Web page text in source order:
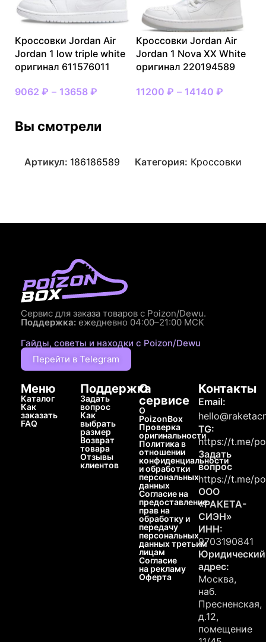
Кроссовки Jordan Air
Jordan 1 low triple white
оригинал 611576011
9062 ₽ – 13658 ₽
Кроссовки Jordan Air
Jordan 1 Nova XX White
оригинал 220194589
11200 ₽ – 14140 ₽
Вы смотрели
Артикул: 186186589 Категория: Кроссовки
Сервис для заказа товаров с Poizon/Dewu.
Поддержка: ежедневно 04:00–21:00 МСК
Гайды, советы и находки с Poizon/Dewu
Перейти в Telegram
Меню
Каталог
Как
заказать
FAQ
Поддержка
Задать
вопрос
Как
выбрать
размер
Возврат
товара
Отзывы
клиентов
О
сервисе
О
PoizonBox
Проверка
оригинальности
Политика в
отношении
конфиденциальности
и обработки
персональных
данных
Согласие на
предоставление
прав на
обработку и
передачу
персональных
данных третьим
лицам
Согласие
на рекламу
Оферта
Контакты
Email:
TG:
https://t.me/
Задать
вопрос
https://t.me/
ООО
«РАКЕТА-
СИЭН»
ИНН:
9703190841
Юридический
адрес:
Москва,
наб.
Пресненская,
д.12,
помещение